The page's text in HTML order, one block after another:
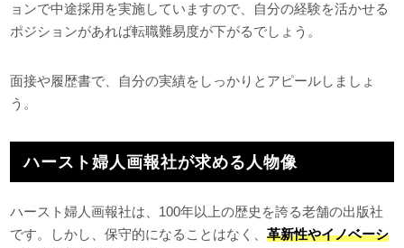
ョンで中途採用を実施していますので、自分の経験を活かせる
ポジションがあれば転職難易度が下がるでしょう。
面接や履歴書で、自分の実績をしっかりとアピールしましょ
う。
ハースト婦人画報社が求める人物像
ハースト婦人画報社は、100年以上の歴史を誇る老舗の出版社
です。しかし、保守的になることはなく、革新性やイノベーシ